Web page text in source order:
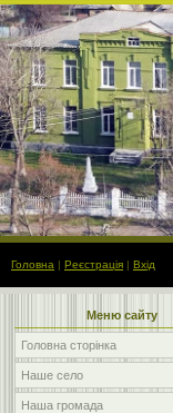
Головна | Реєстрація | Вхід
Меню сайту
Головна сторінка
Наше село
Наша громада